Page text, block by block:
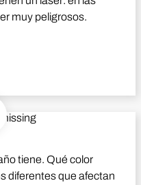
muy peligrosos.
vídeo
tiene. Qué color
diferentes que afectan